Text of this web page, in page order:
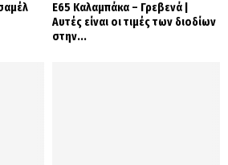
Ε65 Καλαμπάκα – Γρεβενά |
Αυτές είναι οι τιμές των διοδίων
στην...